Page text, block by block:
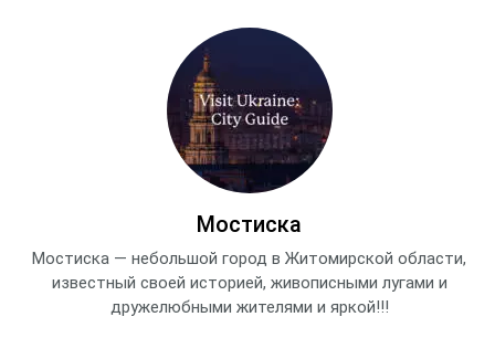
Мостиска
Мостиска — небольшой город в Житомирской области,
известный своей историей, живописными лугами и
дружелюбными жителями и яркой!!!